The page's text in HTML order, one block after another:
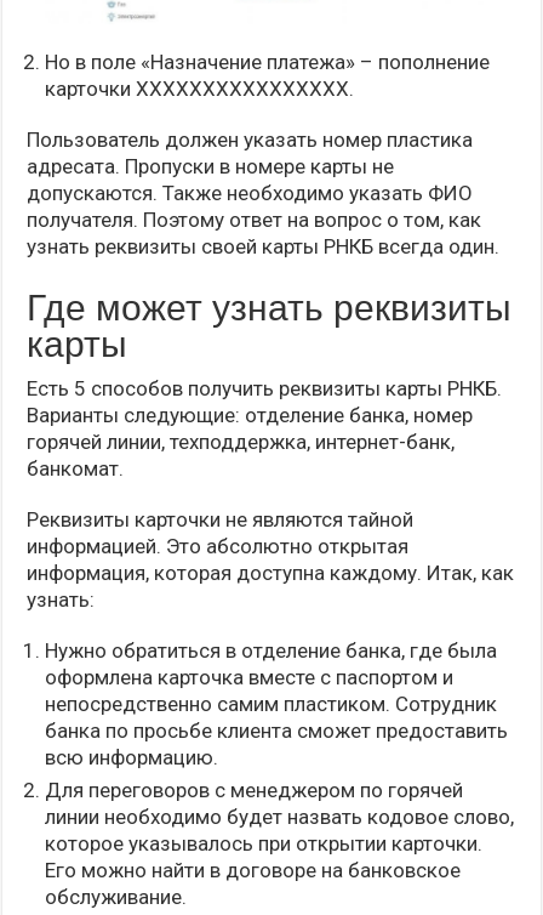
Но в поле «Назначение платежа» – пополнение
карточки ХХХХХХХХХХХХХХХХ.
Пользователь должен указать номер пластика
адресата. Пропуски в номере карты не
допускаются. Также необходимо указать ФИО
получателя. Поэтому ответ на вопрос о том, как
узнать реквизиты своей карты РНКБ всегда один.
Где может узнать реквизиты
карты
Есть 5 способов получить реквизиты карты РНКБ.
Варианты следующие: отделение банка, номер
горячей линии, техподдержка, интернет-банк,
банкомат.
Реквизиты карточки не являются тайной
информацией. Это абсолютно открытая
информация, которая доступна каждому. Итак, как
узнать:
Нужно обратиться в отделение банка, где была
оформлена карточка вместе с паспортом и
непосредственно самим пластиком. Сотрудник
банка по просьбе клиента сможет предоставить
всю информацию.
Для переговоров с менеджером по горячей
линии необходимо будет назвать кодовое слово,
которое указывалось при открытии карточки.
Его можно найти в договоре на банковское
обслуживание.